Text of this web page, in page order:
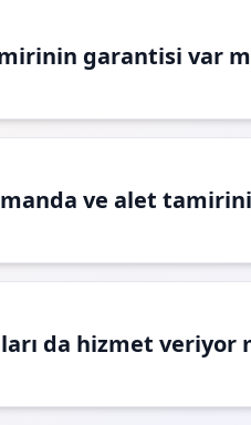
garantisi var
ve alet
da hizmet veriyor